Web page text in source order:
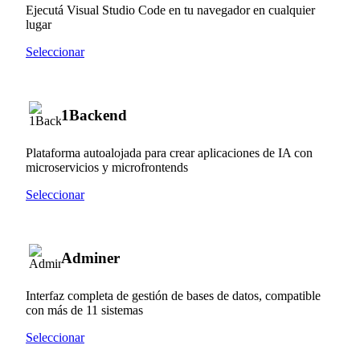
Ejecutá Visual Studio Code en tu navegador en cualquier
lugar
Seleccionar
1Backend
Plataforma autoalojada para crear aplicaciones de IA con
microservicios y microfrontends
Seleccionar
Adminer
Interfaz completa de gestión de bases de datos, compatible
con más de 11 sistemas
Seleccionar